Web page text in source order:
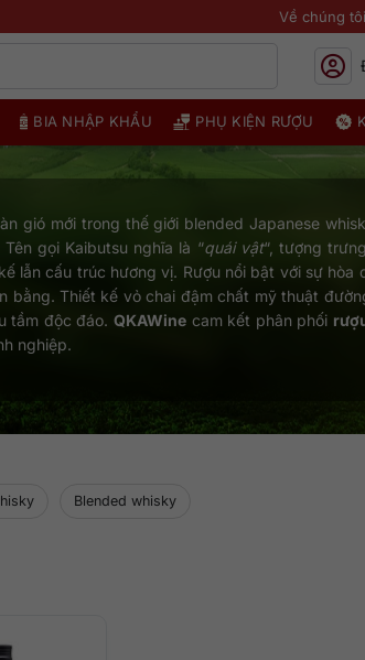
Về chúng tôi
BIA NHẬP KHẨU PHỤ KIỆN RƯỢU
gió mới trong thế giới blended Japanese
gọi Kaibutsu nghĩa là “quái vật“, tượng
lẫn cấu trúc hương vị. Rượu nổi bật với sự
bằng. Thiết kế vỏ chai đậm chất mỹ thuật
tầm độc đáo.QKAWine cam kết phân phối
nghiệp.
Blended whisky